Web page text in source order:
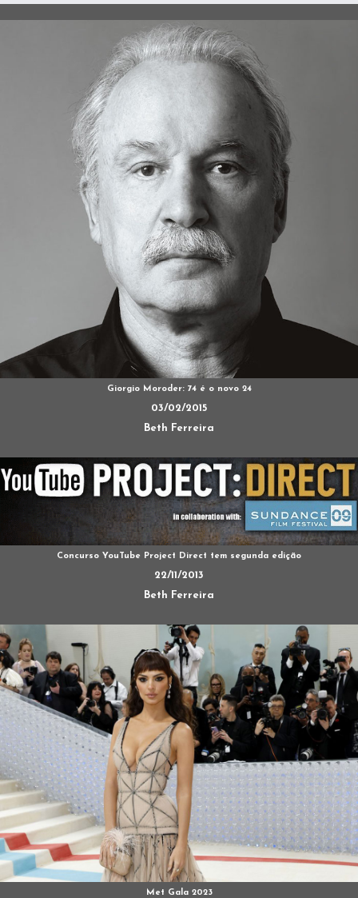
Giorgio Moroder: 74 é o novo 24
03/02/2015
Beth Ferreira
Concurso YouTube Project Direct tem segunda edição
22/11/2013
Beth Ferreira
Met Gala 2023